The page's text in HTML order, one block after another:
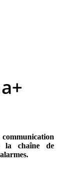
la chaîne de